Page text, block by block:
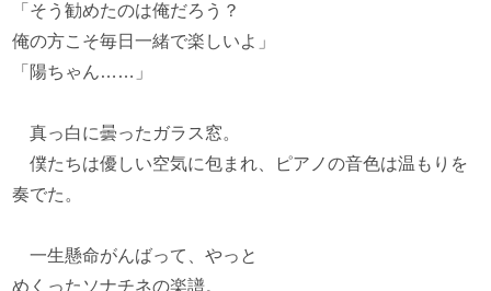
「そう勧めたのは俺だろう？
俺の方こそ毎日一緒で楽しいよ」
「陽ちゃん……」
真っ白に曇ったガラス窓。
僕たちは優しい空気に包まれ、ピアノの音色は温もりを
奏でた。
一生懸命がんばって、やっと
めくったソナチネの楽譜。